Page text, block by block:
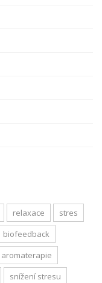
relaxace
stres
biofeedback
aromaterapie
snížení stresu